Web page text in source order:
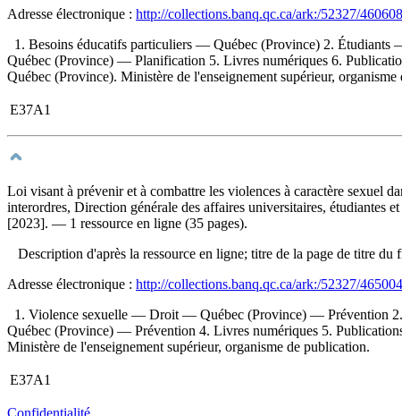
Adresse électronique : http://collections.banq.qc.ca/ark:/52327/
1. Besoins éducatifs particuliers — Québec (Province) 2.
Québec (Province) — Planification 5. Livres numériques 6.
Québec (Province). Ministère de l'enseignement supérieur, organisme
E37A1
Loi visant à prévenir et à combattre les violences à caractère sexuel
interordres, Direction générale des affaires universitaires, étudiantes
[2023]. — 1 ressource en ligne (35 pages).
Description d'après la ressource en ligne; titre de la page de titre
Adresse électronique : http://collections.banq.qc.ca/ark:/52327/
1. Violence sexuelle — Droit — Québec (Province) — Prévention
Québec (Province) — Prévention 4. Livres numériques 5.
Ministère de l'enseignement supérieur, organisme de publication.
E37A1
Confidentialité